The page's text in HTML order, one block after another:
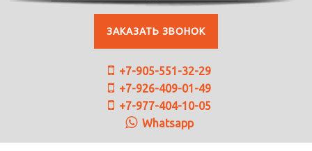
ЗАКАЗАТЬ ЗВОНОК
+7-905-551-32-29
+7-926-409-01-49
+7-977-404-10-05
Whatsapp